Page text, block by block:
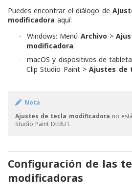
Puedes encontrar el diálogo de
modificadora aquí:
· Windows: Menú Archivo >
modificadora.
·
macOS y dispositivos de
Clip Studio Paint >Ajustes de
Nota
Ajustes de tecla modificadora no
Studio Paint DEBUT.
Configuración de las
modificadoras